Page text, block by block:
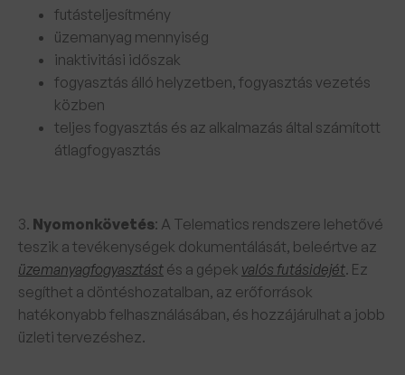
futásteljesítmény
üzemanyag mennyiség
inaktivitási időszak
fogyasztás álló helyzetben, fogyasztás vezetés
közben
teljes fogyasztás és az alkalmazás által számított
átlagfogyasztás
3. Nyomonkövetés: A Telematics rendszere lehetővé
teszik a tevékenységek dokumentálását, beleértve az
üzemanyagfogyasztást és a gépek valós futásidejét. Ez
segíthet a döntéshozatalban, az erőforrások
hatékonyabb felhasználásában, és hozzájárulhat a jobb
üzleti tervezéshez.